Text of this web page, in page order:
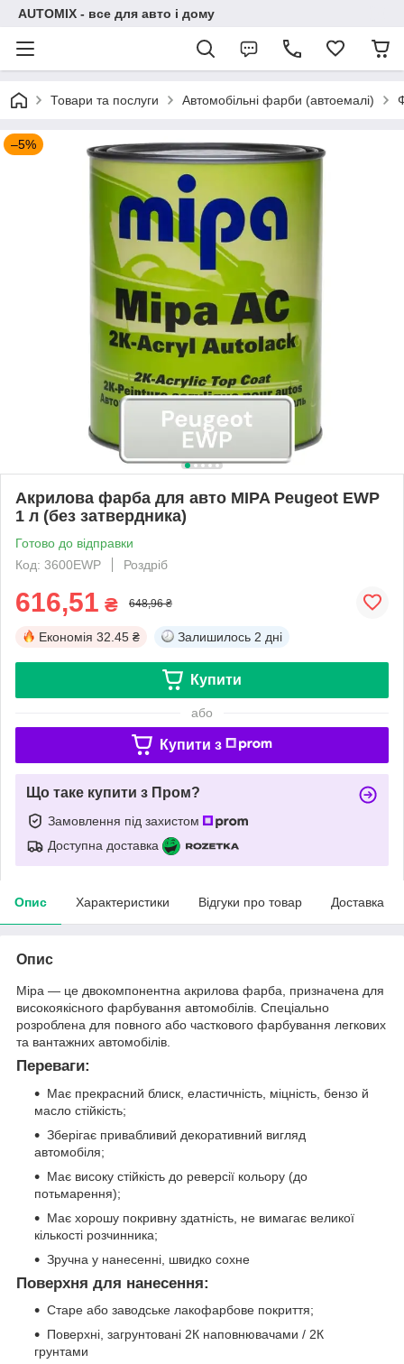
AUTOMIX - все для авто і дому
Товари та послуги Автомобільні фарби (автоемалі)
–5%
Акрилова фарба для авто MIPA Peugeot EWP
1 л (без затвердника)
Готово до відправки
Код: 3600EWP
Роздріб
616,51 ₴ 648,96 ₴
Економія 32.45 ₴ Залишилось 2 дні
Купити
або
Купити з
Що таке купити з Пром?
Замовлення під захистом
Доступна доставка
Опис Характеристики Відгуки про товар Доставка
Опис
Mipa — це двокомпонентна акрилова фарба, призначена для
високоякісного фарбування автомобілів. Спеціально
розроблена для повного або часткового фарбування легкових
та вантажних автомобілів.
Переваги:
Має прекрасний блиск, еластичність, міцність, бензо й
масло стійкість;
Зберігає привабливий декоративний вигляд
автомобіля;
Має високу стійкість до реверсії кольору (до
потьмарення);
Має хорошу покривну здатність, не вимагає великої
кількості розчинника;
Зручна у нанесенні, швидко сохне
Поверхня для нанесення:
Старе або заводське лакофарбове покриття;
Поверхні, загрунтовані 2К наповнювачами / 2К
грунтами